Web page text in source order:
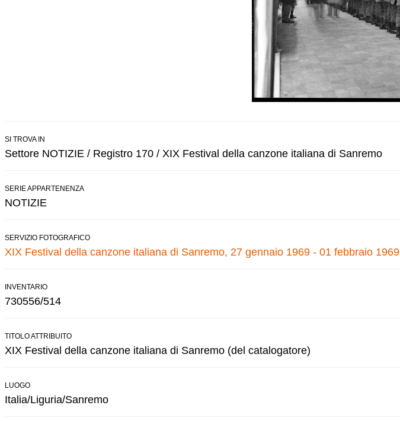
SI TROVA IN
Settore NOTIZIE / Registro 170 / XIX Festival della canzone italiana di Sanremo
SERIE APPARTENENZA
NOTIZIE
SERVIZIO FOTOGRAFICO
XIX Festival della canzone italiana di Sanremo, 27 gennaio 1969 - 01 febbraio 1969
INVENTARIO
730556/514
TITOLO ATTRIBUITO
XIX Festival della canzone italiana di Sanremo (del catalogatore)
LUOGO
Italia/Liguria/Sanremo